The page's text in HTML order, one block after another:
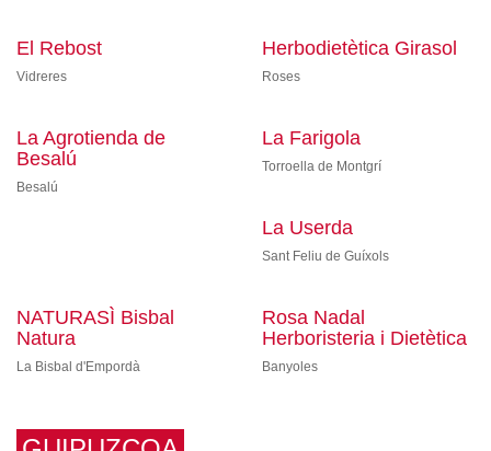
El Rebost
Vidreres
Herbodietètica Girasol
Roses
La Agrotienda de
Besalú
Besalú
La Farigola
Torroella de Montgrí
La Userda
Sant Feliu de Guíxols
NATURASÌ Bisbal
Natura
La Bisbal d'Empordà
Rosa Nadal
Herboristeria i Dietètica
Banyoles